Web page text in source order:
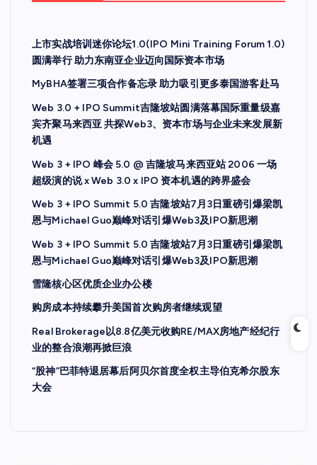
上市实战培训迷你论坛1.0(IPO Mini Training Forum 1.0)
圆满举行 助力东南亚企业迈向国际资本市场
MyBHA签署三项合作备忘录 助力吸引更多泰国游客赴马
Web 3.0 + IPO Summit吉隆坡站圆满落幕国际重量级嘉
宾齐聚马来西亚 共探Web3、资本市场与企业未来发展新
机遇
Web 3 + IPO 峰会 5.0 @ 吉隆坡马来西亚站 2006 一场
超级演的说 x Web 3.0 x IPO 资本机遇的跨界盛会
Web 3 + IPO Summit 5.0 吉隆坡站7月3日重磅引爆梁凯
恩与Michael Guo巅峰对话引爆Web3及IPO新思潮
Web 3 + IPO Summit 5.0 吉隆坡站7月3日重磅引爆梁凯
恩与Michael Guo巅峰对话引爆Web3及IPO新思潮
雪隆核心区优质企业办公楼
购房成本持续攀升美国首次购房者继续观望
Real Brokerage以8.8亿美元收购RE/MAX房地产经纪行
业的整合浪潮再掀巨浪
“股神”巴菲特退居幕后阿贝尔首度全权主导伯克希尔股东
大会